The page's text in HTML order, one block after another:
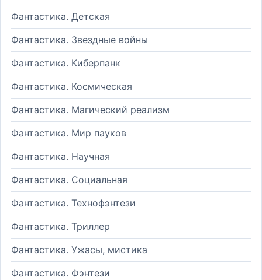
Фантастика. Детская
Фантастика. Звездные войны
Фантастика. Киберпанк
Фантастика. Космическая
Фантастика. Магический реализм
Фантастика. Мир пауков
Фантастика. Научная
Фантастика. Социальная
Фантастика. Технофэнтези
Фантастика. Триллер
Фантастика. Ужасы, мистика
Фантастика. Фэнтези